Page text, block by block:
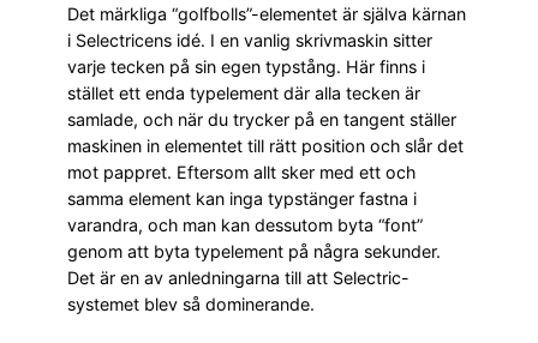
Det märkliga “golfbolls”-elementet är själva kärnan
i Selectricens idé. I en vanlig skrivmaskin sitter
varje tecken på sin egen typstång. Här finns i
stället ett enda typelement där alla tecken är
samlade, och när du trycker på en tangent ställer
maskinen in elementet till rätt position och slår det
mot pappret. Eftersom allt sker med ett och
samma element kan inga typstänger fastna i
varandra, och man kan dessutom byta “font”
genom att byta typelement på några sekunder.
Det är en av anledningarna till att Selectric-
systemet blev så dominerande.